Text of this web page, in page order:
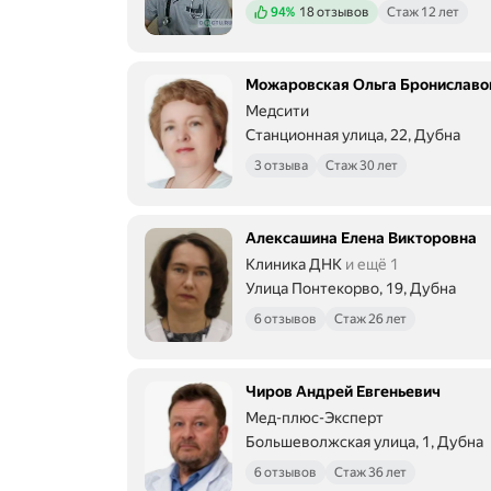
Положительных отзывов
94% 18 отзывов Стаж 12 лет
Можаровская Ольга
Медсити
Станционная улица, 22, Дубна
3 отзыва Стаж 30 лет
Алексашина Елена Викторовна
Клиника ДНК и ещё 1
Улица Понтекорво, 19, Дубна
6 отзывов Стаж 26 лет
Чиров Андрей Евгеньевич
Мед-плюс-Эксперт
Большеволжская улица, 1, Дубна
6 отзывов Стаж 36 лет